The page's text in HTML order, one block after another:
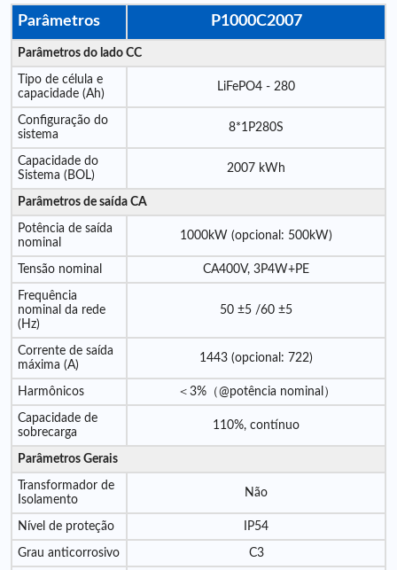
Parâmetros P1000C2007
Parâmetros do lado CC
Tipo de célula e
capacidade (Ah)
LiFePO4 - 280
Configuração do
sistema
8*1P280S
Capacidade do
Sistema (BOL)
2007 kWh
Parâmetros de saída CA
Potência de saída
nominal
1000kW (opcional: 500kW)
Tensão nominal CA400V, 3P4W+PE
Frequência
nominal da rede
(Hz)
50 ±5 /60 ±5
Corrente de saída
máxima (A)
1443 (opcional: 722)
Harmônicos ＜3%（@potência nominal）
Capacidade de
sobrecarga
110%, contínuo
Parâmetros Gerais
Transformador de
Isolamento
Não
Nível de proteção IP54
Grau anticorrosivo C3